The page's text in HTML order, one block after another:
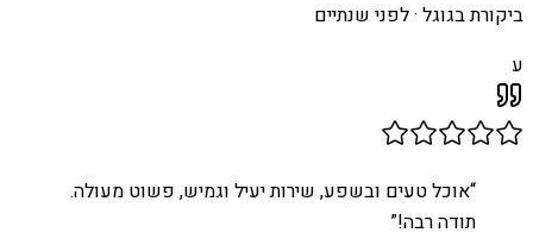
ביקורת בגוגל ·לפני שנתיים
ע
“אוכל טעים ובשפע, שירות יעיל וגמיש, פשוט מעולה.
תודה רבה!”